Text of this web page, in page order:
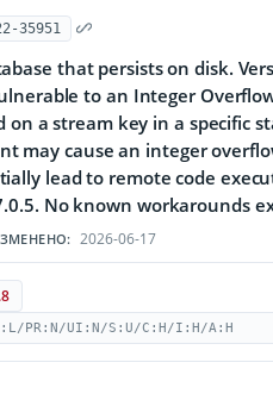
35951
that persists on disk.
to an Integer
on a stream key in a specific
may cause an integer
lead to remote code
No known workarounds
2026-06-17
PR:N/UI:N/S:U/C:H/I:H/A:H